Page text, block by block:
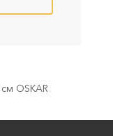
OSKAR